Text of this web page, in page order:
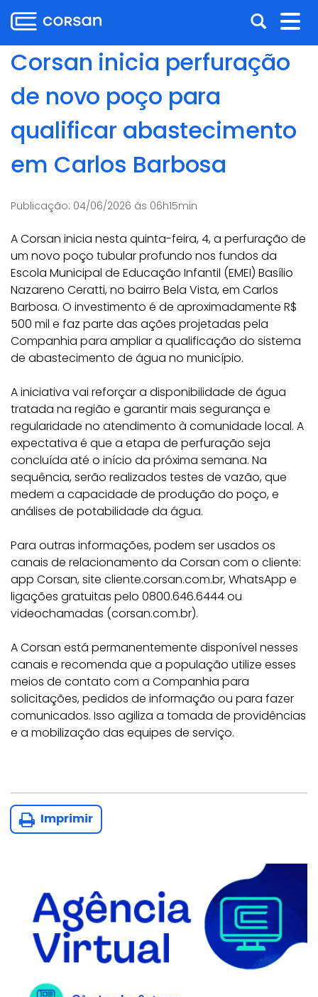
para
o
conteúdo
para
menu
para
para
o
conteúdo
Abrir
a
busca
Corsan inicia perfuração
de novo poço para
qualificar abastecimento
em Carlos Barbosa
Publicação: 04/06/2026 às 06h15min
A Corsan inicia nesta quinta-feira, 4, a perfuração de
um novo poço tubular profundo nos fundos da
Escola Municipal de Educação Infantil (EMEI) Basílio
Nazareno Ceratti, no bairro Bela Vista, em Carlos
Barbosa. O investimento é de aproximadamente R$
500 mil e faz parte das ações projetadas pela
Companhia para ampliar a qualificação do sistema
de abastecimento de água no município.
A iniciativa vai reforçar a disponibilidade de água
tratada na região e garantir mais segurança e
regularidade no atendimento à comunidade local. A
expectativa é que a etapa de perfuração seja
concluída até o início da próxima semana. Na
sequência, serão realizados testes de vazão, que
medem a capacidade de produção do poço, e
análises de potabilidade da água.
Para outras informações, podem ser usados os
canais de relacionamento da Corsan com o cliente:
app Corsan, site cliente.corsan.com.br, WhatsApp e
ligações gratuitas pelo 0800.646.6444 ou
videochamadas (corsan.com.br).
A Corsan está permanentemente disponível nesses
canais e recomenda que a população utilize esses
meios de contato com a Companhia para
solicitações, pedidos de informação ou para fazer
comunicados. Isso agiliza a tomada de providências
e a mobilização das equipes de serviço.
Imprimir